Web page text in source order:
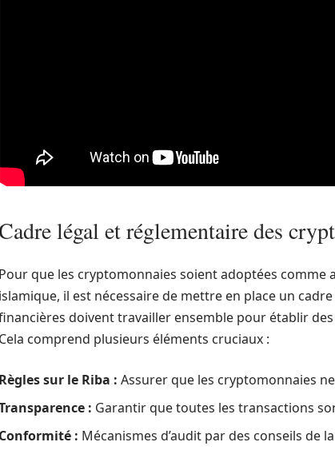
légal et réglementaire des
Pour que les cryptomonnaies soient adoptées comme
islamique, il est nécessaire de mettre en place un
doivent travailler ensemble pour établir
Cela comprend plusieurs éléments cruciaux :
Règles sur le Riba : Assurer que les cryptomonnaies
: Garantir que toutes les transactions
Conformité : Mécanismes d’audit par des conseils de